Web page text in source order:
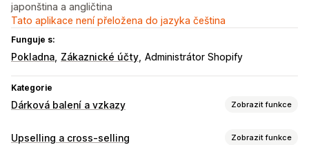
japonština a angličtina
Tato aplikace není přeložena do jazyka čeština
Funguje s:
Pokladna Zákaznické účty Administrátor Shopify
Kategorie
Dárková balení a vzkazy Zobrazit funkce
Možnosti dárků
Upselling a cross-selling Zobrazit funkce